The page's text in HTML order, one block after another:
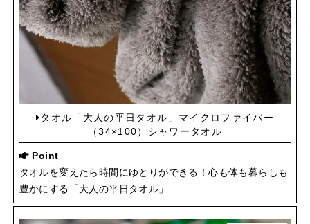
タオル「大人の平日タオル」マイクロファイバー
（34×100）シャワータオル
Point
タオルを変えたら時間にゆとりができる！心も体も暮らしも
豊かにする「大人の平日タオル」